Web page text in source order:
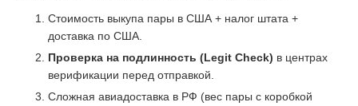
Стоимость выкупа пары в США + налог штата +
доставка по США.
Проверка на подлинность (Legit Check) в центрах
верификации перед отправкой.
Сложная авиадоставка в РФ (вес пары с коробкой